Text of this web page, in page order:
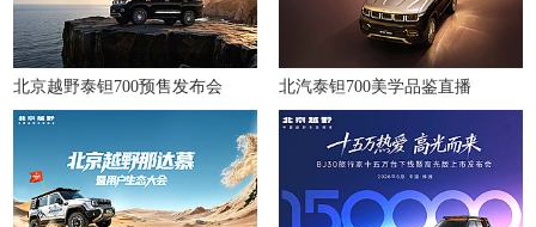
北京越野泰钽700预售发布会 北汽泰钽700美学品鉴直播